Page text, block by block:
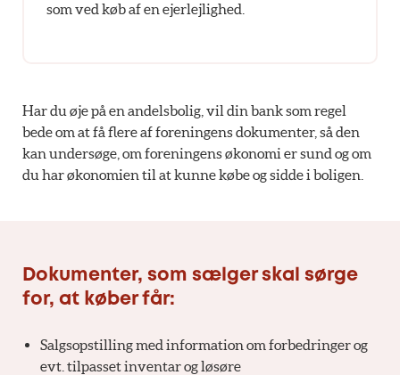
som ved køb af en ejerlejlighed.
Har du øje på en andelsbolig, vil din bank som regel
bede om at få flere af foreningens dokumenter, så den
kan undersøge, om foreningens økonomi er sund og om
du har økonomien til at kunne købe og sidde i boligen.
Dokumenter, som sælger skal sørge
for, at køber får:
Salgsopstilling med information om forbedringer og
evt. tilpasset inventar og løsøre